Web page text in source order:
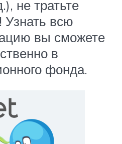
не тратьте
Узнать всю
вы сможете
в
фонда.